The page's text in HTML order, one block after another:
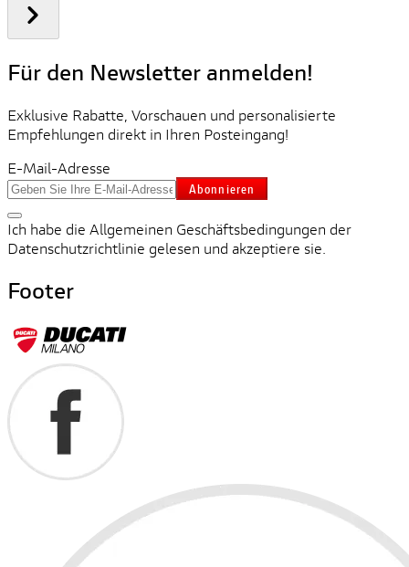
Für den Newsletter anmelden!
Exklusive Rabatte, Vorschauen und personalisierte
Empfehlungen direkt in Ihren Posteingang!
E-Mail-Adresse
Abonnieren
Ich habe die Allgemeinen Geschäftsbedingungen der
Datenschutzrichtlinie gelesen und akzeptiere sie.
Footer